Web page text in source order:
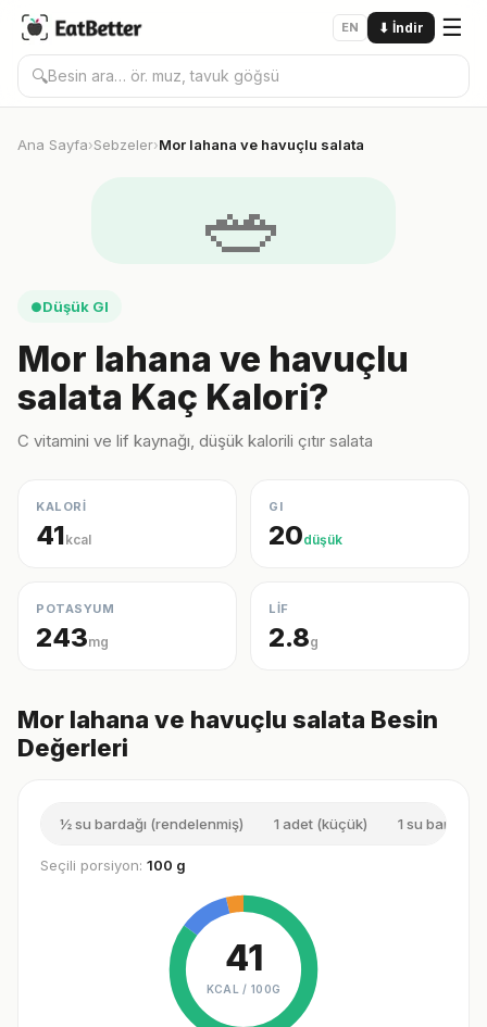
EN ⬇ İndir ☰
🔍
Ana Sayfa›Sebzeler›Mor lahana ve havuçlu salata
🥗
●Düşük GI
Mor lahana ve havuçlu
salata Kaç Kalori?
C vitamini ve lif kaynağı, düşük kalorili çıtır salata
KALORİ
41kcal
GI
20düşük
POTASYUM
243mg
LİF
2.8g
Mor lahana ve havuçlu salata Besin
Değerleri
½ su bardağı (rendelenmiş) 1 adet (küçük) 1 su bardağı
Seçili porsiyon: 100 g
41
KCAL / 100G